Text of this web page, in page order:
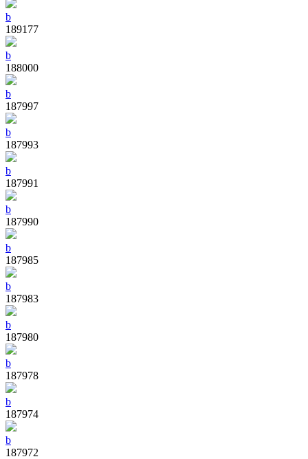
b
189177
b
188000
b
187997
b
187993
b
187991
b
187990
b
187985
b
187983
b
187980
b
187978
b
187974
b
187972